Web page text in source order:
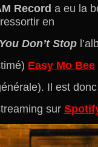
Record a eu la
ressortir en
Don’t Stop
Easy Mo Bee
Il est
sur